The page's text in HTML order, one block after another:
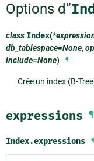
Options d”
class Index(
db_tablespace=None,
include=None) ¶
Crée un index (B-
expressions ¶
Index.expressions ¶